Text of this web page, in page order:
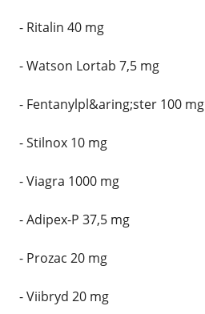
- Ritalin 40 mg
- Watson Lortab 7,5 mg
- Fentanylpl&aring;ster 100 mg
- Stilnox 10 mg
- Viagra 1000 mg
- Adipex-P 37,5 mg
- Prozac 20 mg
- Viibryd 20 mg